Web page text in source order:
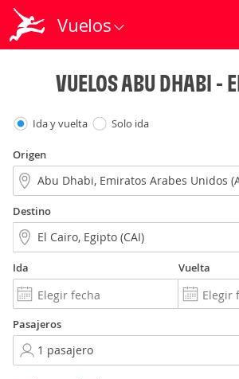
Vuelos
VUELOS ABU DHABI -
Ida y vuelta Solo ida
Origen
Destino
Ida Vuelta
Pasajeros